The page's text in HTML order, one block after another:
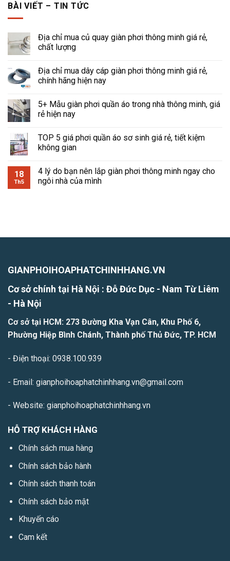
BÀI VIẾT – TIN TỨC
Địa chỉ mua củ quay giàn phơi thông minh giá rẻ,
chất lượng
Địa chỉ mua dây cáp giàn phơi thông minh giá rẻ,
chính hãng hiện nay
5+ Mẫu giàn phơi quần áo trong nhà thông minh, giá
rẻ hiện nay
TOP 5 giá phơi quần áo sơ sinh giá rẻ, tiết kiệm
không gian
18
Th5
4 lý do bạn nên lắp giàn phơi thông minh ngay cho
ngôi nhà của mình
GIANPHOIHOAPHATCHINHHANG.VN
Cơ sở chính tại Hà Nội : Đỗ Đức Dục - Nam Từ Liêm
- Hà Nội
Cơ sở tại HCM: 273 Đường Kha Vạn Cân, Khu Phố 6,
Phường Hiệp Bình Chánh, Thành phố Thủ Đức, TP. HCM
- Điện thoại: 0938.100.939
- Email: gianphoihoaphatchinhhang.vn@gmail.com
- Website: gianphoihoaphatchinhhang.vn
HỖ TRỢ KHÁCH HÀNG
Chính sách mua hàng
Chính sách bảo hành
Chính sách thanh toán
Chính sách bảo mật
Khuyến cáo
Cam kết